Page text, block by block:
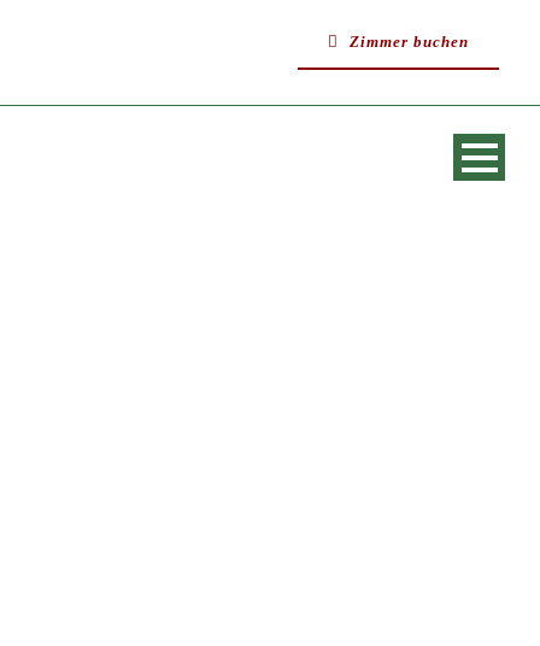
Zimmer buchen